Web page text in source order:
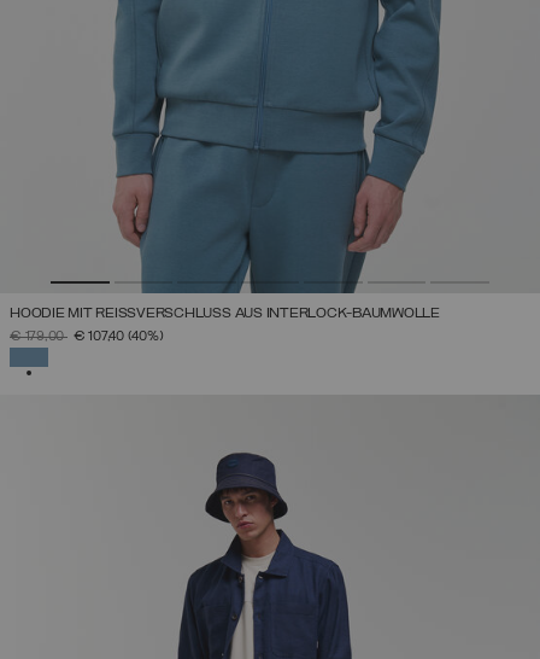
HOODIE MIT REISSVERSCHLUSS AUS INTERLOCK-BAUMWOLLE
PREIS REDUZIERT VON
€ 179,00AUF
€ 107,40 (40%)